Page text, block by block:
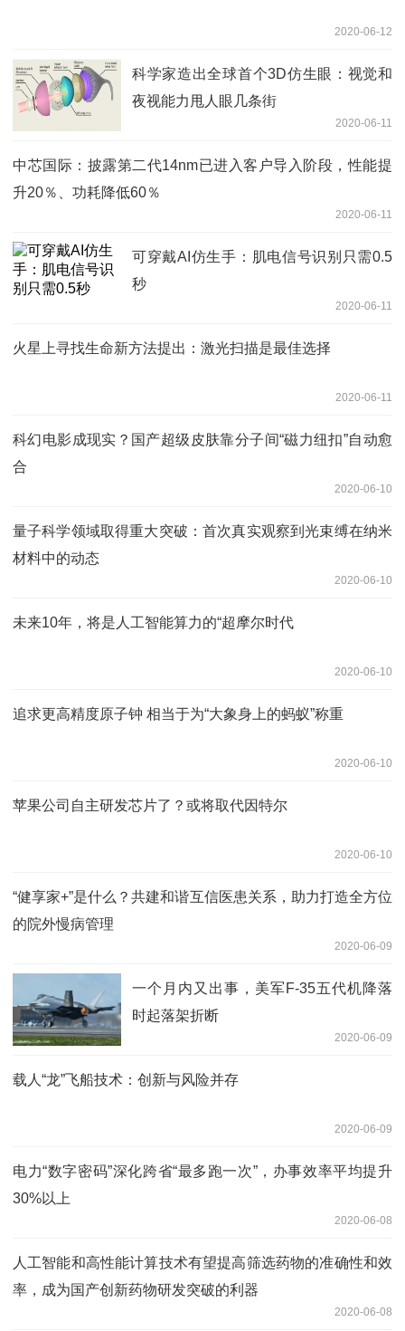
2020-06-12
科学家造出全球首个3D仿生眼：视觉和
夜视能力甩人眼几条街
2020-06-11
中芯国际：披露第二代14nm已进入客户导入阶段，性能提
升20％、功耗降低60％
2020-06-11
可穿戴AI仿生手：肌电信号识别只需0.5
秒
2020-06-11
火星上寻找生命新方法提出：激光扫描是最佳选择
2020-06-11
科幻电影成现实？国产超级皮肤靠分子间“磁力纽扣”自动愈
合
2020-06-10
量子科学领域取得重大突破：首次真实观察到光束缚在纳米
材料中的动态
2020-06-10
未来10年，将是人工智能算力的“超摩尔时代
2020-06-10
追求更高精度原子钟 相当于为“大象身上的蚂蚁”称重
2020-06-10
苹果公司自主研发芯片了？或将取代因特尔
2020-06-10
“健享家+”是什么？共建和谐互信医患关系，助力打造全方位
的院外慢病管理
2020-06-09
一个月内又出事，美军F-35五代机降落
时起落架折断
2020-06-09
载人“龙”飞船技术：创新与风险并存
2020-06-09
电力“数字密码”深化跨省“最多跑一次”，办事效率平均提升
30%以上
2020-06-08
人工智能和高性能计算技术有望提高筛选药物的准确性和效
率，成为国产创新药物研发突破的利器
2020-06-08